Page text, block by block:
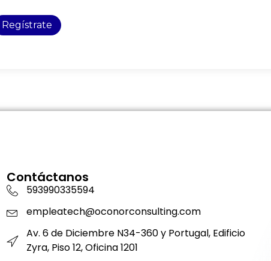
Regístrate
Contáctanos
593990335594
empleatech@oconorconsulting.com
Av. 6 de Diciembre N34-360 y Portugal, Edificio
Zyra, Piso 12, Oficina 1201